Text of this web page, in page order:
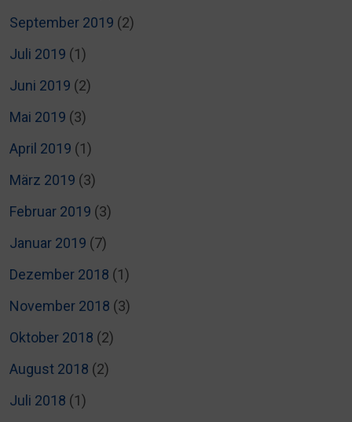
September 2019 (2)
Juli 2019 (1)
Juni 2019 (2)
Mai 2019 (3)
April 2019 (1)
März 2019 (3)
Februar 2019 (3)
Januar 2019 (7)
Dezember 2018 (1)
November 2018 (3)
Oktober 2018 (2)
August 2018 (2)
Juli 2018 (1)